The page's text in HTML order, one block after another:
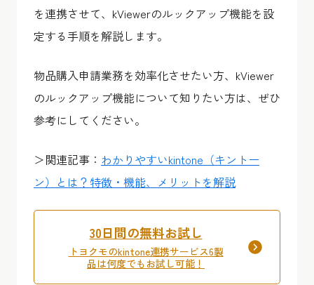
を連携させて、kViewerのルックアップ機能を設
定する手順を解説します。
物品購入申請業務を効率化させたい方、kViewer
のルックアップ機能について知りたい方は、ぜひ
参考にしてください。
＞関連記事： わかりやすいkintone（キントー
ン）とは？特徴・機能、メリットを解説
30日間の無料お試し
トヨクモのkintone連携サービス6製
品は何度でもお試し可能！